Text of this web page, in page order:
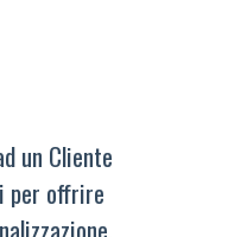
un Cliente
per offrire